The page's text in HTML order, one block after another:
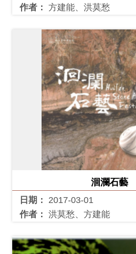
作者： 方建能、洪莫愁
洄瀾石藝
日期：
2017-03-01
作者： 洪莫愁、方建能